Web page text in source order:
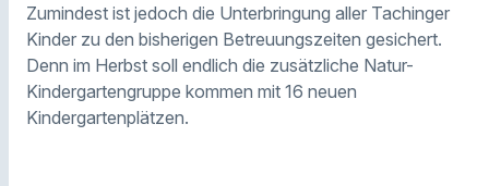
Zumindest ist jedoch die Unterbringung aller Tachinger
Kinder zu den bisherigen Betreuungszeiten gesichert.
Denn im Herbst soll endlich die zusätzliche Natur-
Kindergartengruppe kommen mit 16 neuen
Kindergartenplätzen.